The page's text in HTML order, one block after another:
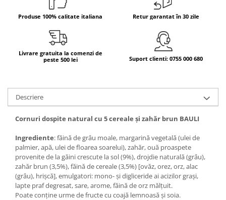
Produse fara gluten
Produse de patiserie
Produse 100% calitate italiana Retur garantat în 30 zile
Livrare gratuita la comenzi de
peste 500 lei
Suport clienti: 0755 000 680
Descriere
Cornuri dospite natural cu 5 cereale și zahăr brun BAULI
Ingrediente: făină de grâu moale, margarină vegetală (ulei de
palmier, apă, ulei de floarea soarelui), zahăr, ouă proaspete
provenite de la găini crescute la sol (9%), drojdie naturală (grâu),
zahăr brun (3,5%), făină de cereale (3,5%) [ovăz, orez, orz, alac
(grâu), hrișcă], emulgatori: mono- și digliceride ai acizilor grași,
lapte praf degresat, sare, arome, făină de orz mălțuit.
Poate conține urme de fructe cu coajă lemnoasă și soia.